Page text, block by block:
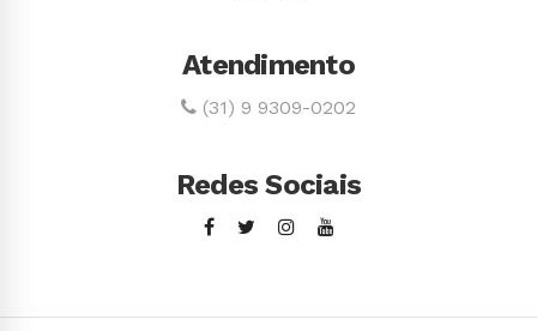
Atendimento
(31) 9 9309-0202
Redes Sociais